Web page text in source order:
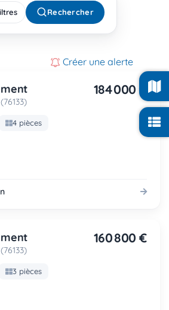
Rechercher
Créer une alerte
184 000 €
4 pièces
160 800 €
3 pièces